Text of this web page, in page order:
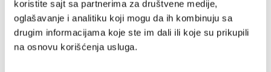
koristite sajt sa partnerima za društvene medije,
oglašavanje i analitiku koji mogu da ih kombinuju sa
drugim informacijama koje ste im dali ili koje su prikupili
na osnovu korišćenja usluga.